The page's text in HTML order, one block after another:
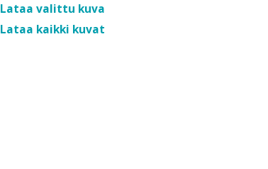
Lataa valittu kuva
Lataa kaikki kuvat